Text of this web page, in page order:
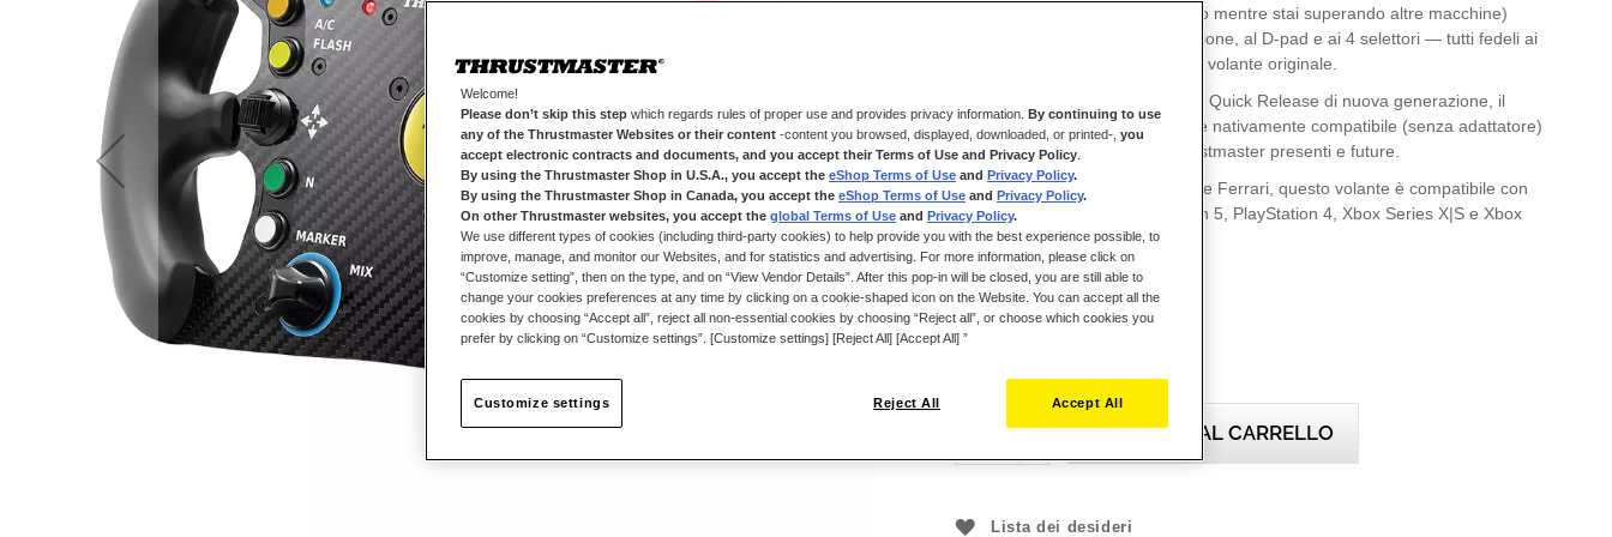
incredibilmente semplice (persino mentre stai superando altre macchine)
grazie agli 11 comodi pulsanti azione, al D-pad e ai 4 selettori — tutti fedeli ai
corrispettivi elementi presenti sul volante originale.
Grazie ai due sistemi di fissaggio Quick Release di nuova generazione, il
Ferrari 488 GT3 Wheel Add-On è nativamente compatibile (senza adattatore)
con tutte le basi per volanti Thrustmaster presenti e future.
Accompagnato da licenza ufficiale Ferrari, questo volante è compatibile con
PC (Windows 10, 11), PlayStation 5, PlayStation 4, Xbox Series X|S e Xbox
One.
249,99 €
AGGIUNGI AL CARRELLO
Lista dei desideri
Welcome!
Please don’t skip this step which regards rules of proper use and provides privacy information. By continuing to use
any of the Thrustmaster Websites or their content -content you browsed, displayed, downloaded, or printed-, you
accept electronic contracts and documents, and you accept their Terms of Use and Privacy Policy
By using the Thrustmaster Shop in U.S.A., you accept the eShop Terms of Use and Privacy Policy.
By using the Thrustmaster Shop in Canada, you accept the eShop Terms of Use and Privacy Policy.
On other Thrustmaster websites, you accept the global Terms of Use and Privacy Policy.
We use different types of cookies (including third-party cookies) to help provide you with the best experience possible, to
improve, manage, and monitor our Websites, and for statistics and advertising. For more information, please click on
“Customize setting”, then on the type, and on “View Vendor Details”. After this pop-in will be closed, you are still able to
change your cookies preferences at any time by clicking on a cookie-shaped icon on the Website. You can accept all the
cookies by choosing “Accept all”, reject all non-essential cookies by choosing “Reject all”, or choose which cookies you
prefer by clicking on “Customize settings”. [Customize settings] [Reject All] [Accept All] ”
Reject All Accept All
Customize settings